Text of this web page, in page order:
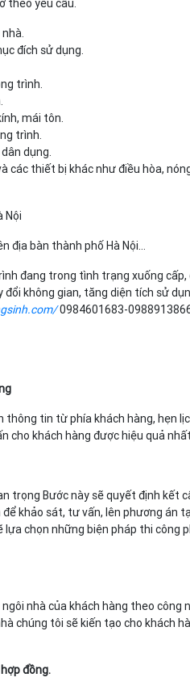
theo yêu cầu.
đích sử dụng.
trình.
mái tôn.
trình.
dụng.
thiết bị khác như điều hòa,
Nội
địa bàn thành phố Hà Nội…
đang trong tình trạng xuống
không gian, tăng diện tích sử
0984601683-
thông tin từ phía khách hàng, hẹn
cho khách hàng được hiệu quả
trọng Bước này sẽ quyết định kết
khảo sát, tư vấn, lên phương án
chọn những biện pháp thi công
nhà của khách hàng theo công
chúng tôi sẽ kiến tạo cho khách
đồng.